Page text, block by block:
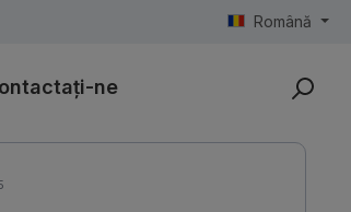
Română
ne